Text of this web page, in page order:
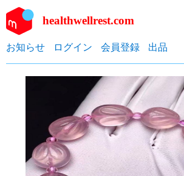
healthwellrest.com
お知らせ ログイン 会員登録 出品